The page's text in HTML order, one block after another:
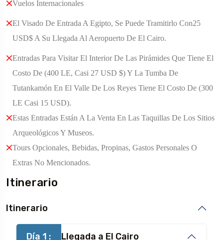
Vuelos Internacionales
El Visado De Entrada A Egipto, Se Puede Tramitirlo Con25
USD$ A Su Llegada Al Aeropuerto De El Cairo.
Entradas Para Visitar El Interior De Las Pirámides Que Tiene El
Costo De (400 LE, Casi 27 USD $) Y La Tumba De
Tutankamón En El Valle De Los Reyes Tiene El Costo De (300
LE Casi 15 USD).
Estas Entradas Están A La Venta En Las Taquillas De Los Sitios
Arqueológicos Y Museos.
Tours Opcionales, Bebidas, Propinas, Gastos Personales O
Extras No Mencionados.
Itinerario
Itinerario
Día 1 : Llegada a El Cairo